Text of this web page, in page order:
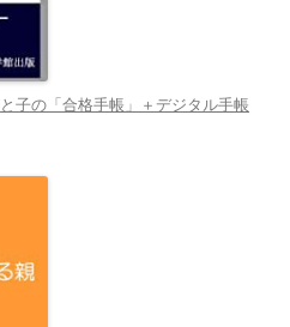
子の「合格手帳」＋デジタル手帳